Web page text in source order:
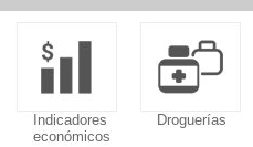
Indicadores
económicos
Droguerías